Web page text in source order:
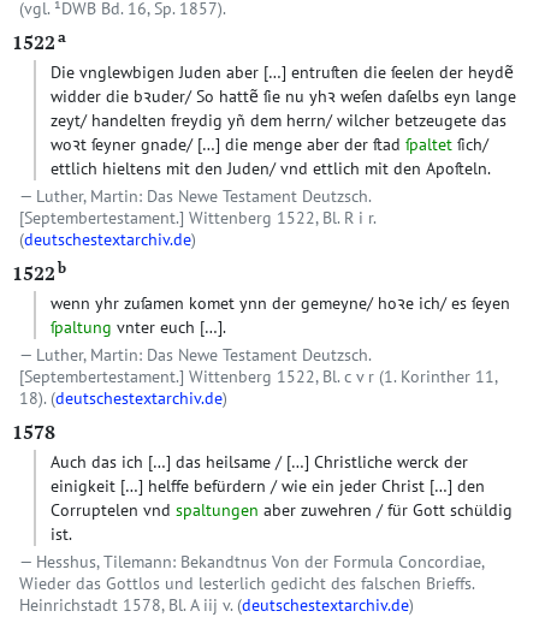
(vgl. ¹DWB Bd. 16, Sp. 1857).
1522 a
Die vnglewbigen Juden aber […] entruſten die ſeelen der heydẽ
widder die bꝛuder/ So hattẽ ſie nu yhꝛ weſen daſelbs eyn lange
zeyt/ handelten freydig yñ dem herrn/ wilcher betzeugete das
woꝛt ſeyner gnade/ […] die menge aber der ſtad ſpaltet ſich/
ettlich hieltens mit den Juden/ vnd ettlich mit den Apoſteln.
Luther, Martin: Das Newe Testament Deutzsch.
[Septembertestament.] Wittenberg 1522, Bl. R i r.
(deutschestextarchiv.de)
1522 b
wenn yhr zuſamen komet ynn der gemeyne/ hoꝛe ich/ es ſeyen
ſpaltung vnter euch […].
Luther, Martin: Das Newe Testament Deutzsch.
[Septembertestament.] Wittenberg 1522, Bl. c v r (1. Korinther 11,
18). (deutschestextarchiv.de)
1578
Auch das ich […] das heilsame / […] Christliche werck der
einigkeit […] helffe befürdern / wie ein jeder Christ […] den
Corruptelen vnd spaltungen aber zuwehren / für Gott schüldig
ist.
Hesshus, Tilemann: Bekandtnus Von der Formula Concordiae,
Wieder das Gottlos und lesterlich gedicht des falschen Brieffs.
Heinrichstadt 1578, Bl. A iij v. (deutschestextarchiv.de)